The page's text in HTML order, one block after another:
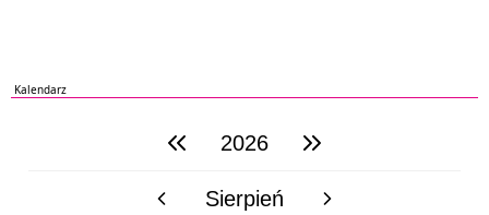
Kalendarz
poprzedni rok2026 następny rok
poprzedni miesiącSierpień następny miesiąc